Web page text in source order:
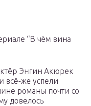
“В чём вина
Энгин Акюрек
всё-же успели
романы почти со
довелось